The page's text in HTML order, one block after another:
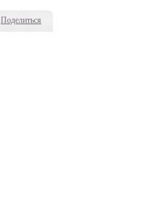
Поделиться